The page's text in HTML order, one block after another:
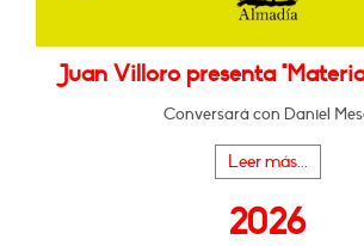
Juan Villoro presenta
Conversará con Daniel
Leer más...
2026